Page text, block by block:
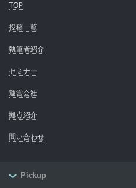
TOP
投稿一覧
執筆者紹介
セミナー
運営会社
拠点紹介
問い合わせ
Pickup